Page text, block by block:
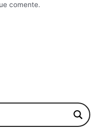
comente.